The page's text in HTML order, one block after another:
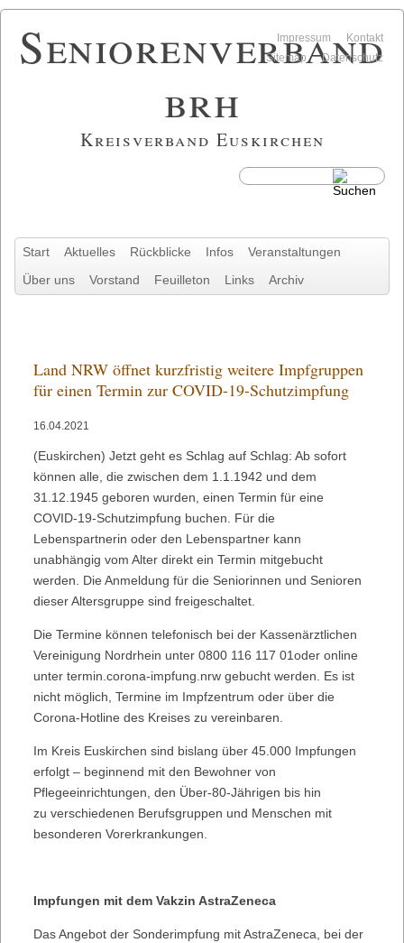
Seniorenverband
brh
Kreisverband Euskirchen
Navigation
überspringen
Start Aktuelles Rückblicke Infos
Veranstaltungen
Über uns
Vorstand Feuilleton Links Archiv
überspringen
Kontakt
Impressum
Datenschutz
Sitemap
Land NRW öffnet kurzfristig weitere Impfgruppen
für einen Termin zur COVID-19-Schutzimpfung
16.04.2021
(Euskirchen) Jetzt geht es Schlag auf Schlag: Ab sofort
können alle, die zwischen dem 1.1.1942 und dem
31.12.1945 geboren wurden, einen Termin für eine
COVID-19-Schutzimpfung buchen. Für die
Lebenspartnerin oder den Lebenspartner kann
unabhängig vom Alter direkt ein Termin mitgebucht
werden. Die Anmeldung für die Seniorinnen und Senioren
dieser Altersgruppe sind freigeschaltet.
Die Termine können telefonisch bei der Kassenärztlichen
Vereinigung Nordrhein unter 0800 116 117 01oder online
unter termin.corona-impfung.nrw gebucht werden. Es ist
nicht möglich, Termine im Impfzentrum oder über die
Corona-Hotline des Kreises zu vereinbaren.
Im Kreis Euskirchen sind bislang über 45.000 Impfungen
erfolgt – beginnend mit den Bewohner von
Pflegeeinrichtungen, den Über-80-Jährigen bis hin
zu verschiedenen Berufsgruppen und Menschen mit
besonderen Vorerkrankungen.
Impfungen mit dem Vakzin AstraZeneca
Das Angebot der Sonderimpfung mit AstraZeneca, bei der